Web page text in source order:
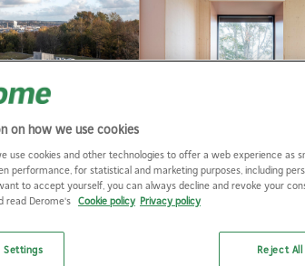
Gerlach
on how we use cookies
use cookies and other technologies to offer a web experience as
performance, for statistical and marketing purposes, including
to accept yourself, you can always decline and revoke your
read Derome's Cookie policy Privacy policy
Reject All
Settings